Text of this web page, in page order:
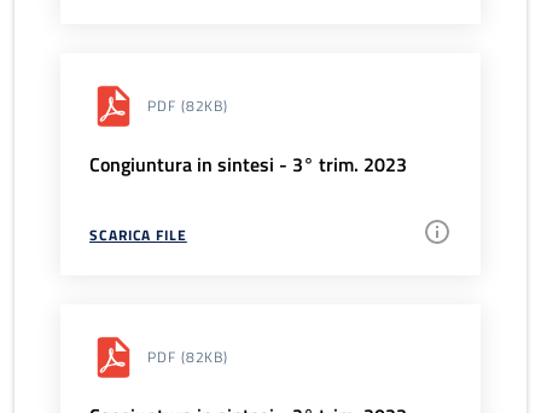
PDF (82KB)
Congiuntura in sintesi - 3° trim. 2023
SCARICA FILE
PDF (82KB)